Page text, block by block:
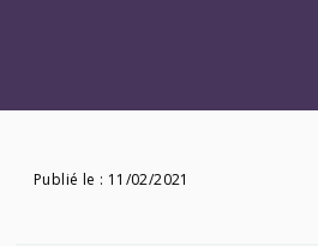
Publié le : 11/02/2021